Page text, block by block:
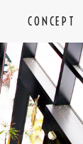
CONCEPT